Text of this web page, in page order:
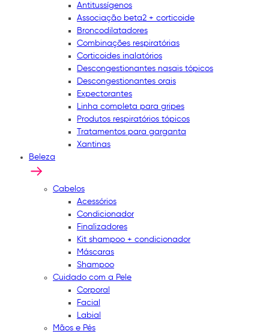
Antitussígenos
Associação beta2 + corticoide
Broncodilatadores
Combinações respiratórias
Corticoides inalatórios
Descongestionantes nasais tópicos
Descongestionantes orais
Expectorantes
Linha completa para gripes
Produtos respiratórios tópicos
Tratamentos para garganta
Xantinas
Beleza
Cabelos
Acessórios
Condicionador
Finalizadores
Kit shampoo + condicionador
Máscaras
Shampoo
Cuidado com a Pele
Corporal
Facial
Labial
Mãos e Pés